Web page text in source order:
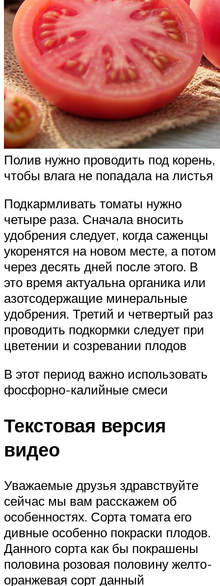
Полив нужно проводить под корень,
чтобы влага не попадала на листья
Подкармливать томаты нужно
четыре раза. Сначала вносить
удобрения следует, когда саженцы
укоренятся на новом месте, а потом
через десять дней после этого. В
это время актуальна органика или
азотсодержащие минеральные
удобрения. Третий и четвертый раз
проводить подкормки следует при
цветении и созревании плодов
В этот период важно использовать
фосфорно-калийные смеси
Текстовая версия
видео
Уважаемые друзья здравствуйте
сейчас мы вам расскажем об
особенностях. Сорта томата его
дивные особенно покраски плодов.
Данного сорта как бы покрашены
половина розовая половину желто-
оранжевая сорт данный